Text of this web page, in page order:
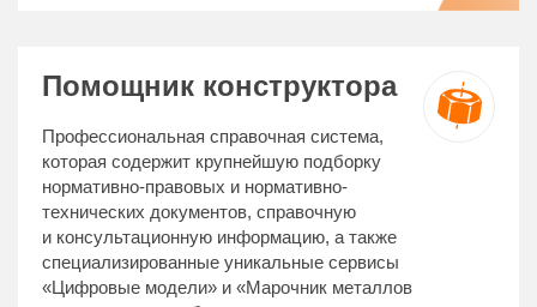
Помощник конструктора
Профессиональная справочная система,
которая содержит крупнейшую подборку
нормативно-правовых и нормативно-
технических документов, справочную
и консультационную информацию, а также
специализированные уникальные сервисы
«Цифровые модели» и «Марочник металлов